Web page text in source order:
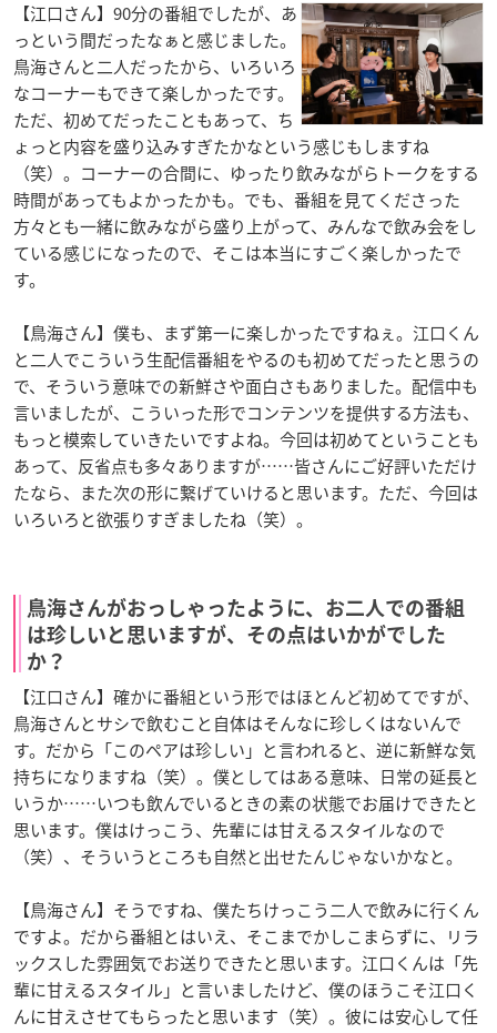
【江口さん】90分の番組でしたが、あ
っという間だったなぁと感じました。
鳥海さんと二人だったから、いろいろ
なコーナーもできて楽しかったです。
ただ、初めてだったこともあって、ち
ょっと内容を盛り込みすぎたかなという感じもしますね
（笑）。コーナーの合間に、ゆったり飲みながらトークをする
時間があってもよかったかも。でも、番組を見てくださった
方々とも一緒に飲みながら盛り上がって、みんなで飲み会をし
ている感じになったので、そこは本当にすごく楽しかったで
す。
【鳥海さん】僕も、まず第一に楽しかったですねぇ。江口くん
と二人でこういう生配信番組をやるのも初めてだったと思うの
で、そういう意味での新鮮さや面白さもありました。配信中も
言いましたが、こういった形でコンテンツを提供する方法も、
もっと模索していきたいですよね。今回は初めてということも
あって、反省点も多々ありますが……皆さんにご好評いただけ
たなら、また次の形に繋げていけると思います。ただ、今回は
いろいろと欲張りすぎましたね（笑）。
鳥海さんがおっしゃったように、お二人での番組
は珍しいと思いますが、その点はいかがでした
か？
【江口さん】確かに番組という形ではほとんど初めてですが、
鳥海さんとサシで飲むこと自体はそんなに珍しくはないんで
す。だから「このペアは珍しい」と言われると、逆に新鮮な気
持ちになりますね（笑）。僕としてはある意味、日常の延長と
いうか……いつも飲んでいるときの素の状態でお届けできたと
思います。僕はけっこう、先輩には甘えるスタイルなので
（笑）、そういうところも自然と出せたんじゃないかなと。
【鳥海さん】そうですね、僕たちけっこう二人で飲みに行くん
ですよ。だから番組とはいえ、そこまでかしこまらずに、リラ
ックスした雰囲気でお送りできたと思います。江口くんは「先
輩に甘えるスタイル」と言いましたけど、僕のほうこそ江口く
んに甘えさせてもらったと思います（笑）。彼には安心して任